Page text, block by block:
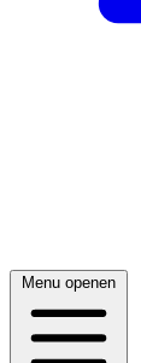
Menu openen